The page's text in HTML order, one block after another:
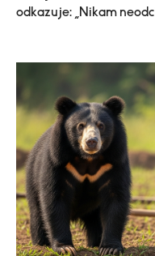
odkazuje: „Nikam